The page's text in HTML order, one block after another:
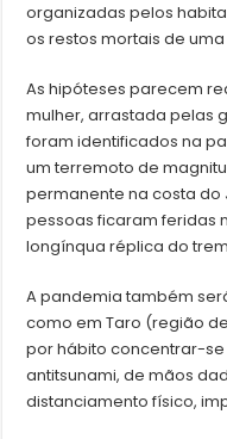
organizadas pelos
os restos mortais de
As hipóteses parecem
mulher, arrastada pelas
foram identificados na
um terremoto de
permanente na costa do
pessoas ficaram feridas
longínqua réplica do
A pandemia também
como em Taro (região
por hábito concentrar-
antitsunami, de mãos
distanciamento físico,